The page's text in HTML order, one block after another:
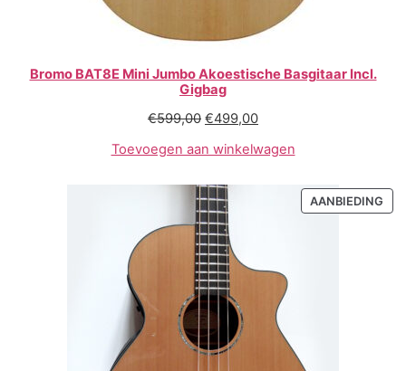
Bromo BAT8E Mini Jumbo Akoestische Basgitaar Incl.
Gigbag
€599,00 €499,00
Toevoegen aan winkelwagen
AANBIEDING